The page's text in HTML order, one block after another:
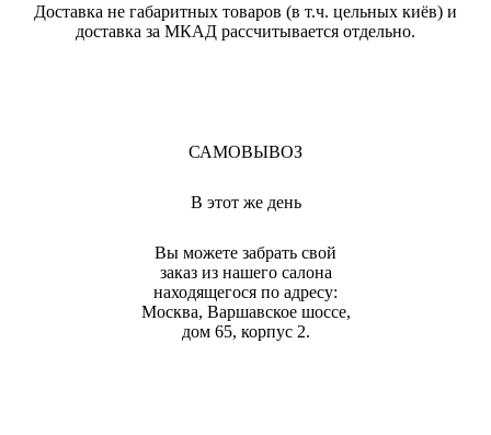
Доставка не габаритных товаров (в т.ч. цельных киёв) и
доставка за МКАД рассчитывается отдельно.
САМОВЫВОЗ
В этот же день
Вы можете забрать свой
заказ из нашего салона
находящегося по адресу:
Москва, Варшавское шоссе,
дом 65, корпус 2.